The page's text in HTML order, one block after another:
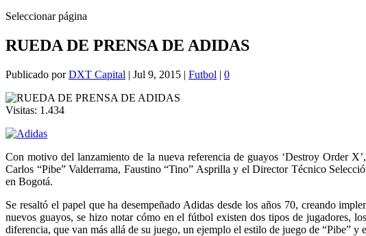
Seleccionar página
RUEDA DE PRENSA DE ADIDAS
Publicado porDXT Capital | Jul 9, 2015 | Futbol | 0
Visitas: 1.434
Con motivo del lanzamiento de la nueva referencia de guayos ‘Destroy Order
Carlos “Pibe” Valderrama, Faustino “Tino” Asprilla y el Director Técnico
en Bogotá.
Se resaltó el papel que ha desempeñado Adidas desde los años 70, creando
nuevos guayos, se hizo notar cómo en el fútbol existen dos tipos de jugadores,
diferencia, que van más allá de su juego, un ejemplo el estilo de juego de “Pibe” y